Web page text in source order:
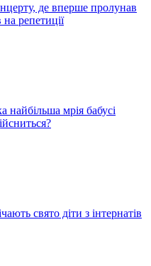
де вперше пролунав
репетиції
найбільша мрія бабусі
свято діти з інтернатів